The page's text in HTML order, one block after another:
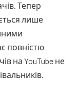
Тепер
лише
повністю
на YouTube не